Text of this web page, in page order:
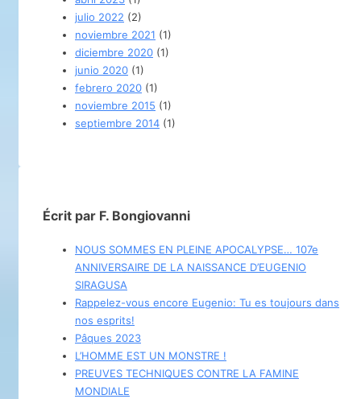
julio 2022 (2)
noviembre 2021 (1)
diciembre 2020 (1)
junio 2020 (1)
febrero 2020 (1)
noviembre 2015 (1)
septiembre 2014 (1)
Écrit par F. Bongiovanni
NOUS SOMMES EN PLEINE APOCALYPSE… 107e
ANNIVERSAIRE DE LA NAISSANCE D’EUGENIO
SIRAGUSA
Rappelez-vous encore Eugenio: Tu es toujours dans
nos esprits!
Pâques 2023
L’HOMME EST UN MONSTRE !
PREUVES TECHNIQUES CONTRE LA FAMINE
MONDIALE